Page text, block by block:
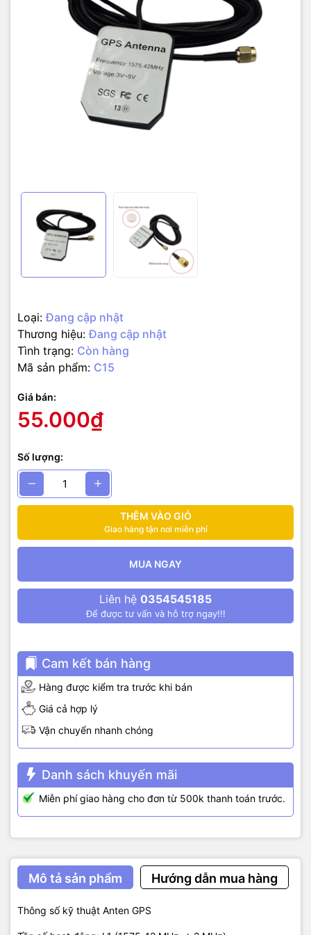
Loại: Đang cập nhật
Thương hiệu: Đang cập nhật
Tình trạng: Còn hàng
Mã sản phẩm: C15
Giá bán:
55.000₫
Số lượng:
THÊM VÀO GIỎ
Giao hàng tận nơi miễn phí
MUA NGAY
Liên hệ 0354545185
Để được tư vấn và hỗ trợ ngay!!!
Cam kết bán hàng
Hàng được kiểm tra trước khi bán
Giá cả hợp lý
Vận chuyển nhanh chóng
Danh sách khuyến mãi
Miễn phí giao hàng cho đơn từ 500k thanh toán trước.
Mô tả sản phẩm Hướng dẫn mua hàng
Thông số kỹ thuật Anten GPS
Kích thước: 46 × 39 × 13,5mm (G203A)
Vật liệu radome: nhựa ASA
Chiều dài cáp: 1.5m.
Kiểu kết nối: SMA Nam.
Gắn cố định: Từ tính cơ sở